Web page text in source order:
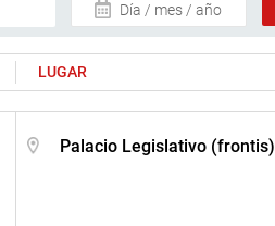
Día / mes / año
LUGAR
Palacio Legislativo (frontis)